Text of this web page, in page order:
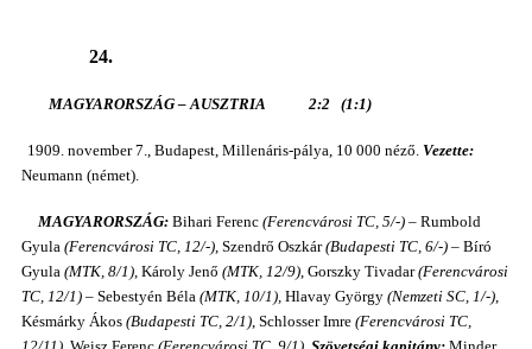
24.
MAGYARORSZÁG – AUSZTRIA 2:2 (1:1)
1909. november 7., Budapest, Millenáris-pálya, 10 000 néző. Vezette:
Neumann (német).
MAGYARORSZÁG: Bihari Ferenc (Ferencvárosi TC, 5/-) – Rumbold
Gyula (Ferencvárosi TC, 12/-), Szendrő Oszkár(Budapesti TC, 6/-) – Bíró
Gyula (MTK, 8/1), Károly Jenő (MTK, 12/9), Gorszky Tivadar(Ferencvárosi
TC, 12/1) – Sebestyén Béla (MTK, 10/1), Hlavay György (Nemzeti SC, 1/-),
Késmárky Ákos (Budapesti TC, 2/1), Schlosser Imre (Ferencvárosi TC,